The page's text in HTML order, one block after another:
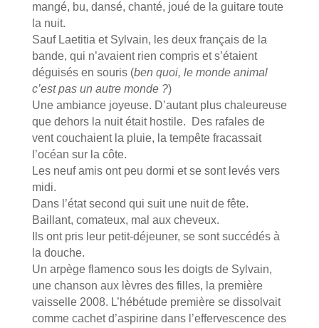
mangé, bu, dansé, chanté, joué de la guitare toute
la nuit.
Sauf Laetitia et Sylvain, les deux français de la
bande, qui n’avaient rien compris et s’étaient
déguisés en souris (ben quoi, le monde animal
c’est pas un autre monde ?)
Une ambiance joyeuse. D’autant plus chaleureuse
que dehors la nuit était hostile. Des rafales de
vent couchaient la pluie, la tempête fracassait
l’océan sur la côte.
Les neuf amis ont peu dormi et se sont levés vers
midi.
Dans l’état second qui suit une nuit de fête.
Baillant, comateux, mal aux cheveux.
Ils ont pris leur petit-déjeuner, se sont succédés à
la douche.
Un arpège flamenco sous les doigts de Sylvain,
une chanson aux lèvres des filles, la première
vaisselle 2008. L’hébétude première se dissolvait
comme cachet d’aspirine dans l’effervescence des